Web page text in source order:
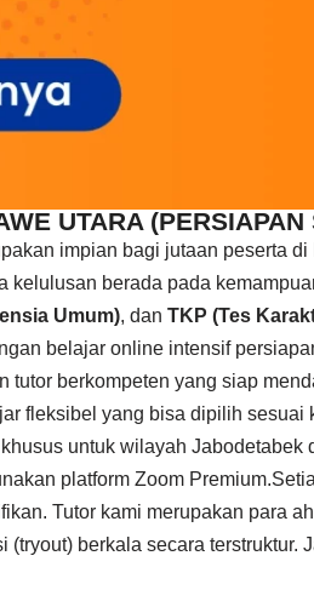
UTARA
impian bagi jutaan peserta
kelulusan berada pada
Umum), dan TKP (Tes
belajar online intensif
tutor berkompeten yang siap
fleksibel yang bisa dipilih sesuai
untuk wilayah Jabodetabek
platform Zoom
Tutor kami merupakan para
(tryout) berkala secara